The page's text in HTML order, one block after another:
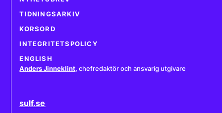
TIDNINGSARKIV
KORSORD
INTEGRITETSPOLICY
ENGLISH
Anders Jinneklint, chefredaktör och ansvarig utgivare
sulf.se